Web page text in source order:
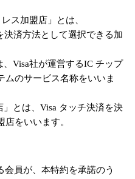
ス加盟店」とは、
決済方法として選択できる加
、Visa社が運営するIC チップ
ムのサービス名称をいいま
」とは、Visa タッチ決済を決
をいいます。
会員が、本特約を承諾のう